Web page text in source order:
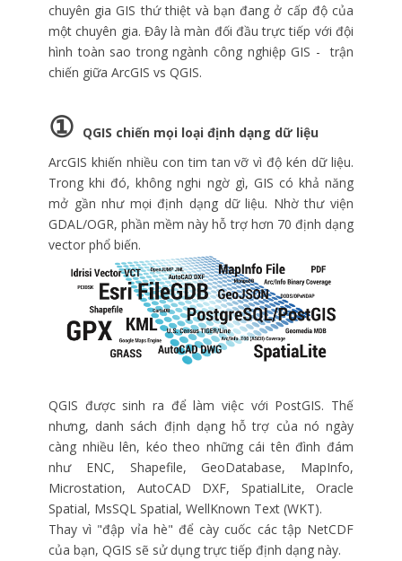
chuyên gia GIS thứ thiệt và bạn đang ở cấp độ của
một chuyên gia. Đây là màn đối đầu trực tiếp với đội
hình toàn sao trong ngành công nghiệp GIS - trận
chiến giữa ArcGIS vs QGIS.
① QGIS chiến mọi loại định dạng dữ liệu
ArcGIS khiến nhiều con tim tan vỡ vì độ kén dữ liệu.
Trong khi đó, không nghi ngờ gì, GIS có khả năng
mở gần như mọi định dạng dữ liệu. Nhờ thư viện
GDAL/OGR, phần mềm này hỗ trợ hơn 70 định dạng
vector phổ biến.
QGIS được sinh ra để làm việc với PostGIS. Thế
nhưng, danh sách định dạng hỗ trợ của nó ngày
càng nhiều lên, kéo theo những cái tên đình đám
như ENC, Shapefile, GeoDatabase, MapInfo,
Microstation, AutoCAD DXF, SpatialLite, Oracle
Spatial, MsSQL Spatial, WellKnown Text (WKT).
Thay vì "đập vỉa hè" để cày cuốc các tập NetCDF
của bạn, QGIS sẽ sử dụng trực tiếp định dạng này.